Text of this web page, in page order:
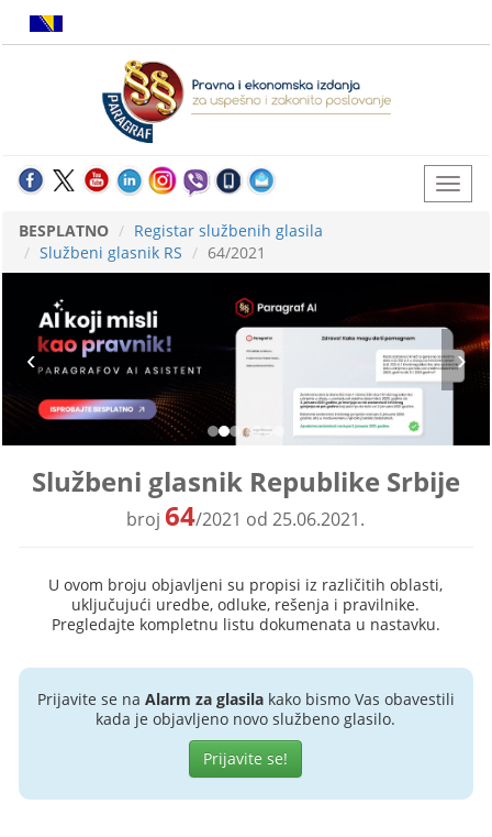
BESPLATNO
Registar službenih glasila
Službeni glasnik RS
64/2021
Službeni glasnik Republike Srbije
broj64/2021 od 25.06.2021.
U ovom broju objavljeni su propisi iz različitih oblasti,
uključujući uredbe, odluke, rešenja i pravilnike.
Pregledajte kompletnu listu dokumenata u nastavku.
Prijavite se na Alarm za glasilakako bismo Vas obavestili
kada je objavljeno novo službeno glasilo.
Prijavite se!